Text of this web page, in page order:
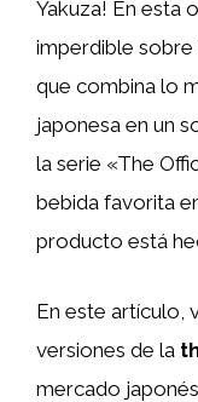
Yakuza! En esta
imperdible sobre
que combina lo
japonesa en un
la serie «The
bebida favorita
producto está
En este artículo,
versiones de la
mercado